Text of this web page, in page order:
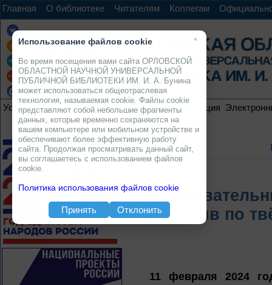
Главная О библиотеке Читателям Коллегам
Услуги Ресурсы Проекты Электронная коллекция
Интенсив по
11 февраля 2024
×
Использование файлов cookie
Во время посещения вами сайта ОРЛОВСКОЙ
ОБЛАСТНОЙ НАУЧНОЙ УНИВЕРСАЛЬНОЙ
ПУБЛИЧНОЙ БИБЛИОТЕКИ ИМ. И. А. Бунина
может использоваться общеотраслевая
технология, называемая cookie. Файлы cookie
представляют собой небольшие фрагменты
данных, которые временно сохраняются на
вашем компьютере или мобильном устройстве и
обеспечивают более эффективную работу
сайта. Продолжая просматривать данный сайт,
вы соглашаетесь с использованием файлов
cookie.
Политика использования файлов cookie
Принять Отклонить